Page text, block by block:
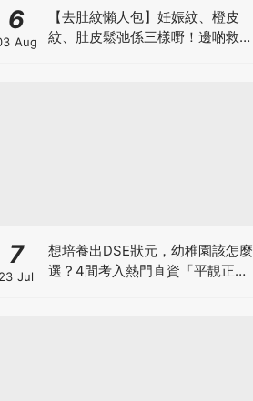
6
Aug
【去肚紋懶人包】妊娠紋、橙皮
紋、肚皮鬆弛係三樣嘢！邊啲救得
7
23 Jul
想培養出DSE狀元，幼稚園該怎麼
選？4間考入熱門直資「平靚正」